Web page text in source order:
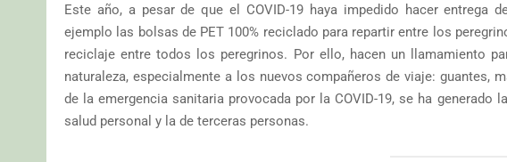
Este año, a pesar de que el COVID-19 haya impedido hacer
ejemplo las bolsas de PET 100% reciclado para repartir entre los
reciclaje entre todos los peregrinos. Por ello, hacen un llamamiento
naturaleza, especialmente a los nuevos compañeros de viaje: guantes,
de la emergencia sanitaria provocada por la COVID-19, se ha
salud personal y la de terceras personas.